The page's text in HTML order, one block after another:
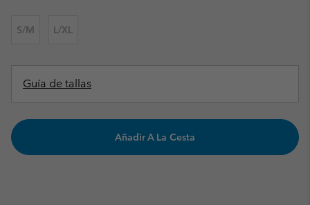
S/M L/XL
Guía de tallas
Añadir A La Cesta